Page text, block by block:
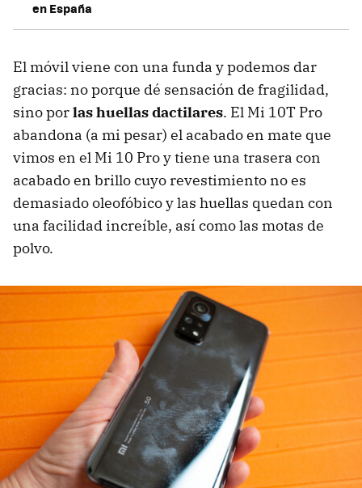
en España
El móvil viene con una funda y podemos dar
gracias: no porque dé sensación de fragilidad,
sino porlas huellas dactilares. El Mi 10T Pro
abandona (a mi pesar) el acabado en mate que
vimos en el Mi 10 Pro y tiene una trasera con
acabado en brillo cuyo revestimiento no es
demasiado oleofóbico y las huellas quedan con
una facilidad increíble, así como las motas de
polvo.